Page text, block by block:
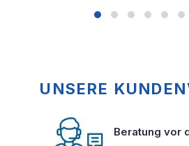
UNSERE
Beratung vor